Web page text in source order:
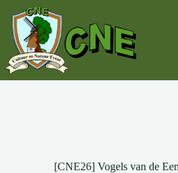
naar
inhoud
[CNE26] Vogels van de